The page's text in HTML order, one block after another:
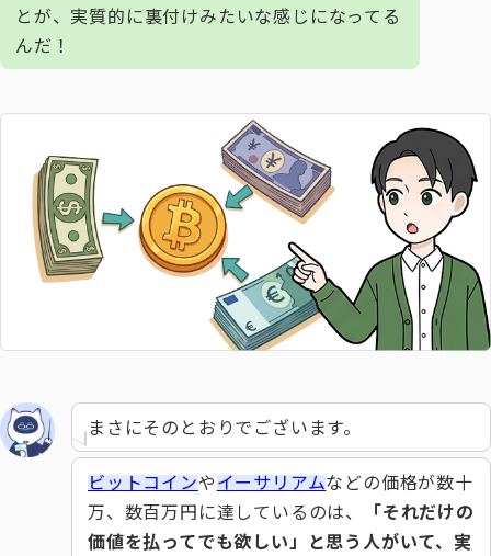
とが、実質的に裏付けみたいな感じになってる
んだ！
まさにそのとおりでございます。
ビットコインやイーサリアムなどの価格が数十
万、数百万円に達しているのは、
「それだけの
価値を払ってでも欲しい」と思う人がいて、実